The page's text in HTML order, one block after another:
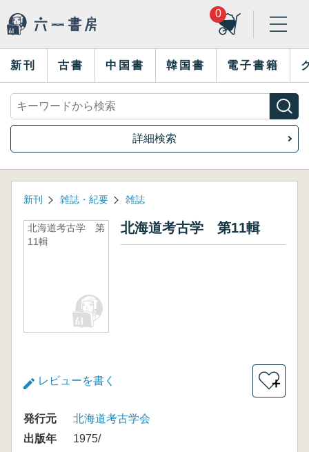
0
新刊 古書 中国書 韓国書 電子書籍
詳細検索
新刊 雑誌・紀要 雑誌
北海道考古学 第
11輯
北海道考古学 第11輯
レビューを書く ＋
発行元
北海道考古学会
出版年
1975/